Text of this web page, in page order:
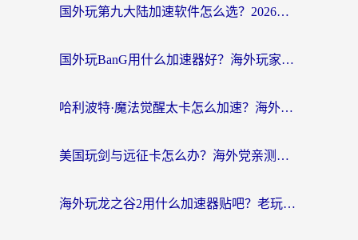
国外玩第九大陆加速软件怎么选？2026终极指南帮你告别延迟卡顿
国外玩BanG用什么加速器好？海外玩家亲测的国服游戏加速终极方案
哈利波特·魔法觉醒太卡怎么加速？海外党亲测有效的国服游戏加速指南
美国玩剑与远征卡怎么办？海外党亲测有效的国服游戏加速指南
海外玩龙之谷2用什么加速器贴吧？老玩家实测推荐，附新加坡猎魂觉醒国外剑与远征加速攻略